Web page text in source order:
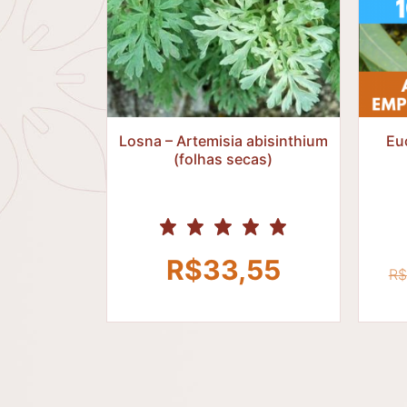
Losna – Artemisia abisinthium
(folhas secas)
R$33,55
R$
R$